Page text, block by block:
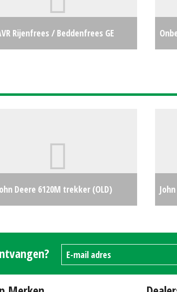
Rijenfrees / Beddenfrees GE
Deere 6120M trekker (OLD)